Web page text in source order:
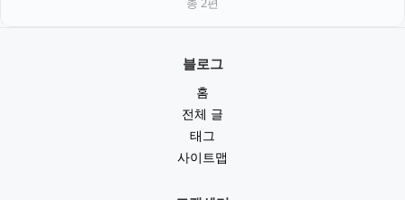
블로그
홈
전체 글
태그
사이트맵